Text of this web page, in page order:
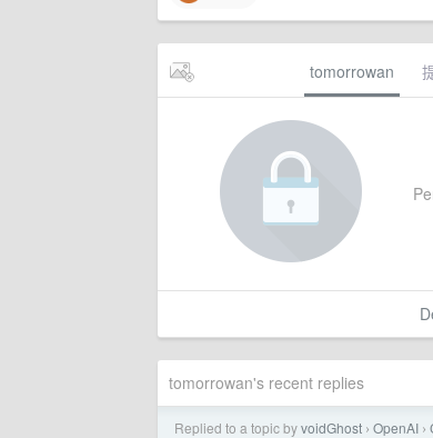
tomorrowan
tomorrowan's recent replies
Replied to a topic byvoidGhost › OpenAI ›